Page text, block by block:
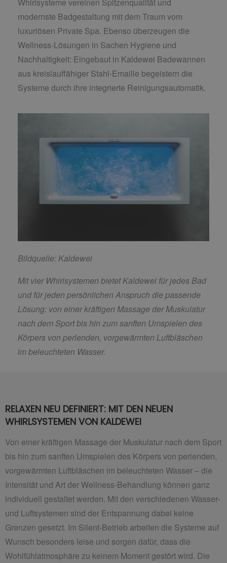
Whirlsysteme vereinen Spitzenqualität und
modernste Badgestaltung mit dem Traum vom
luxuriösen Private Spa. Ebenso überzeugen die
Wellness-Lösungen in Sachen Hygiene und
Nachhaltigkeit: Eingebaut in Kaldewei Badewannen
aus kreislauffähiger Stahl-Emaille begeistern die
Systeme durch ihre integrierte Reinigungsautomatik.
Bildquelle: Kaldewei
Mit vier Whirlsystemen bietet Kaldewei für jedes Bad
und für jeden persönlichen Anspruch die passende
Lösung: von einer kräftigen Massage der Muskulatur
nach dem Sport bis hin zum sanften Umspielen des
Körpers von perlenden, vorgewärmten Luftbläschen
im beleuchteten Wasser.
RELAXEN NEU DEFINIERT: MIT DEN NEUEN
WHIRLSYSTEMEN VON KALDEWEI
Von einer kräftigen Massage der Muskulatur nach dem Sport
bis hin zum sanften Umspielen des Körpers von perlenden,
vorgewärmten Luftbläschen im beleuchteten Wasser – die
Intensität und Art der Wellness-Behandlung können ganz
individuell gestaltet werden. Mit den verschiedenen Wasser-
und Luftsystemen sind der Entspannung dabei keine
Grenzen gesetzt. Im Silent-Betrieb arbeiten die Systeme auf
Wunsch besonders leise und sorgen dafür, dass die
Wohlfühlatmosphäre zu keinem Moment gestört wird. Die